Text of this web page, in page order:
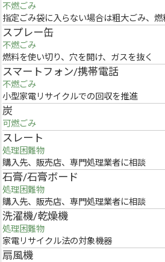
不燃ごみ
指定ごみ袋に入らない場合は粗大ごみ、燃
スプレー缶
不燃ごみ
燃料を使い切り、穴を開け、ガスを抜く
スマートフォン/携帯電話
不燃ごみ
小型家電リサイクルでの回収を推進
炭
可燃ごみ
スレート
処理困難物
購入先、販売店、専門処理業者に相談
石膏/石膏ボード
処理困難物
購入先、販売店、専門処理業者に相談
洗濯機/乾燥機
処理困難物
家電リサイクル法の対象機器
扇風機